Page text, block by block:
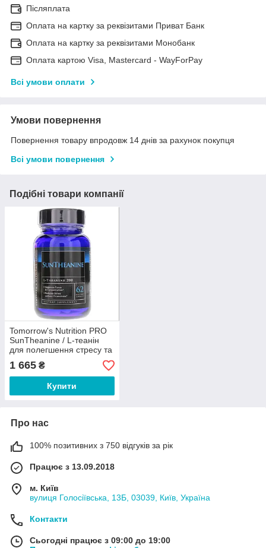
Післяплата
Оплата на картку за реквізитами Приват Банк
Оплата на картку за реквізитами Монобанк
Оплата картою Visa, Mastercard - WayForPay
Всі умови оплати
Умови повернення
Повернення товару впродовж 14 днів за рахунок покупця
Всі умови повернення
Подібні товари компанії
Tomorrow's Nutrition PRO
SunTheanine / L-теанін
для полегшення стресу та
покращення концентрації
62 капсули
1 665 ₴
Купити
Про нас
100% позитивних з 750 відгуків за рік
Працює з 13.09.2018
м. Київ
вулиця Голосіївська, 13Б, 03039, Київ, Україна
Контакти
Сьогодні працює з 09:00 до 19:00